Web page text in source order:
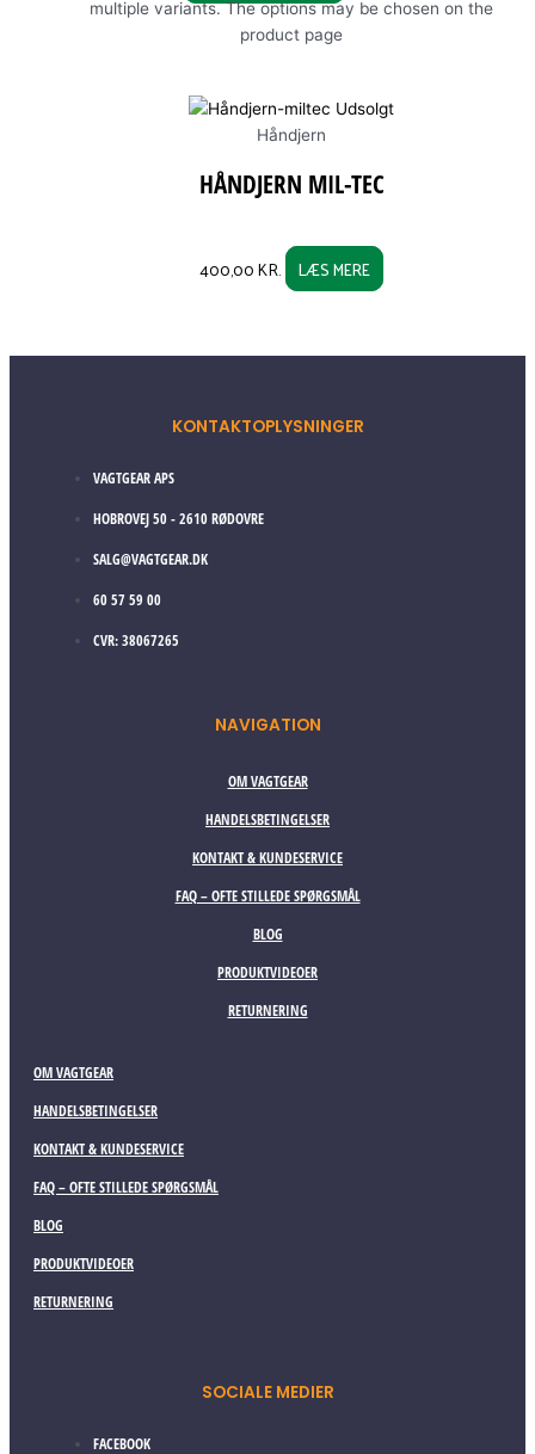
multiple variants. The options may be chosen on the
product page
Udsolgt
Håndjern
HÅNDJERN MIL-TEC
400,00KR. LÆS MERE
KONTAKTOPLYSNINGER
VAGTGEAR APS
HOBROVEJ 50 - 2610 RØDOVRE
SALG@VAGTGEAR.DK
60 57 59 00
CVR: 38067265
NAVIGATION
OM VAGTGEAR
HANDELSBETINGELSER
KONTAKT & KUNDESERVICE
FAQ – OFTE STILLEDE SPØRGSMÅL
BLOG
PRODUKTVIDEOER
RETURNERING
OM VAGTGEAR
HANDELSBETINGELSER
KONTAKT & KUNDESERVICE
FAQ – OFTE STILLEDE SPØRGSMÅL
BLOG
PRODUKTVIDEOER
RETURNERING
SOCIALE MEDIER
FACEBOOK